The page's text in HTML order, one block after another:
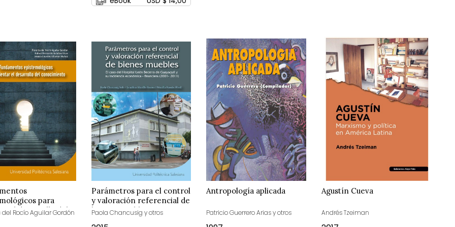
para
el desarrollo del
del Rocío Aguilar Gordón
Parámetros para el control
y valoración referencial de
bienes muebles
Paola Chancusig y otros
Antropología aplicada
Patricio Guerrero Arias y otros
Agustín Cueva
Andrés Tzeiman